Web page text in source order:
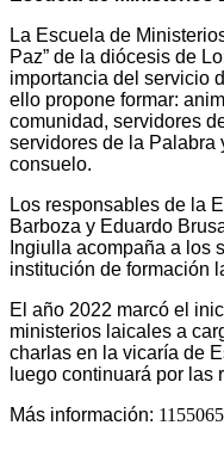
La Escuela de
Paz” de la diócesis de
importancia del servicio
ello propone formar:
comunidad, servidores
servidores de la Palabra
consuelo.
Los responsables de la
Barboza y Eduardo
Ingiulla acompaña a los
institución de formación
El año 2022 marcó el
ministerios laicales a
charlas en la vicaría de
luego continuará por las
Más información: